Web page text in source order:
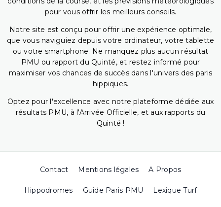
pour vous offrir les meilleurs conseils.
Notre site est conçu pour offrir une expérience optimale,
que vous naviguiez depuis votre ordinateur, votre tablette
ou votre smartphone. Ne manquez plus aucun résultat
PMU ou rapport du Quinté, et restez informé pour
maximiser vos chances de succès dans l'univers des paris
hippiques.
Optez pour l'excellence avec notre plateforme dédiée aux
résultats PMU, à l'Arrivée Officielle, et aux rapports du
Quinté !
Contact Mentions légales A Propos
Hippodromes Guide Paris PMU Lexique Turf